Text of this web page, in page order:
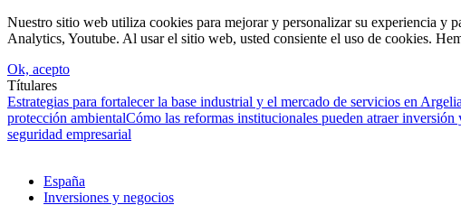
Nuestro sitio web utiliza cookies para mejorar y personalizar su experiencia y
Analytics, Youtube. Al usar el sitio web, usted consiente el uso de cookies.
Ok, acepto
Títulares
Estrategias para fortalecer la base industrial y el mercado de servicios en Argelia
protección ambientalCómo las reformas institucionales pueden atraer
seguridad empresarial
España
Inversiones y negocios